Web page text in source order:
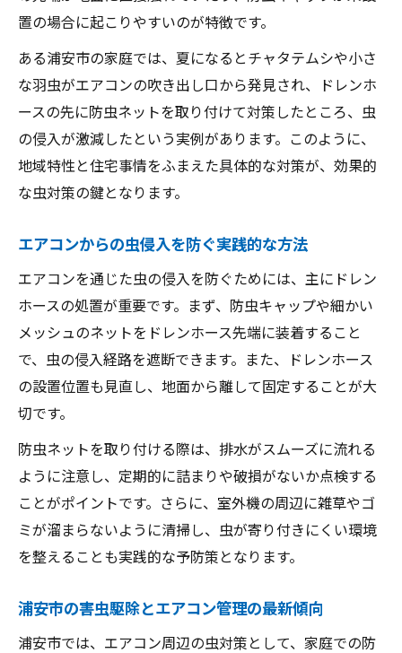
置の場合に起こりやすいのが特徴です。
ある浦安市の家庭では、夏になるとチャタテムシや小さ
な羽虫がエアコンの吹き出し口から発見され、ドレンホ
ースの先に防虫ネットを取り付けて対策したところ、虫
の侵入が激減したという実例があります。このように、
地域特性と住宅事情をふまえた具体的な対策が、効果的
な虫対策の鍵となります。
エアコンからの虫侵入を防ぐ実践的な方法
エアコンを通じた虫の侵入を防ぐためには、主にドレン
ホースの処置が重要です。まず、防虫キャップや細かい
メッシュのネットをドレンホース先端に装着すること
で、虫の侵入経路を遮断できます。また、ドレンホース
の設置位置も見直し、地面から離して固定することが大
切です。
防虫ネットを取り付ける際は、排水がスムーズに流れる
ように注意し、定期的に詰まりや破損がないか点検する
ことがポイントです。さらに、室外機の周辺に雑草やゴ
ミが溜まらないように清掃し、虫が寄り付きにくい環境
を整えることも実践的な予防策となります。
浦安市の害虫駆除とエアコン管理の最新傾向
浦安市では、エアコン周辺の虫対策として、家庭での防